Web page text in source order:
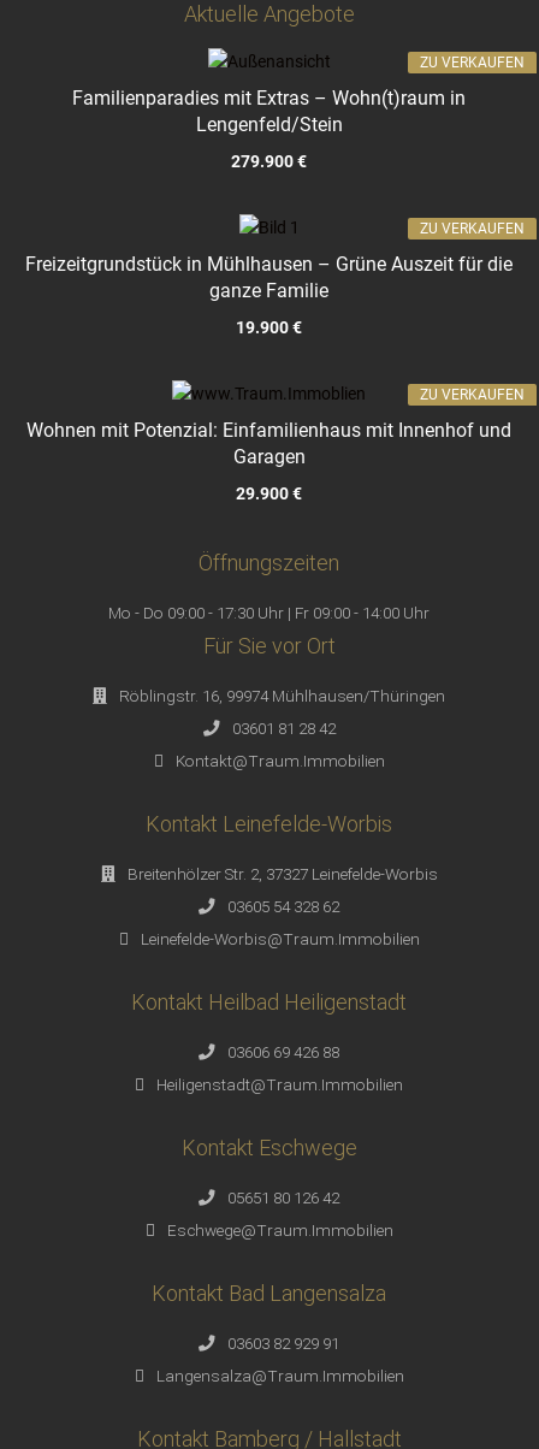
Aktuelle Angebote
Familienparadies mit Extras – Wohn(t)raum in
Lengenfeld/Stein
279.900 €
ZU VERKAUFEN
Freizeitgrundstück in Mühlhausen – Grüne Auszeit für die
ganze Familie
19.900 €
ZU VERKAUFEN
Wohnen mit Potenzial: Einfamilienhaus mit Innenhof und
Garagen
29.900 €
ZU VERKAUFEN
Öffnungszeiten
Mo - Do 09:00 - 17:30 Uhr | Fr 09:00 - 14:00 Uhr
Für Sie vor Ort
Röblingstr. 16, 99974 Mühlhausen/Thüringen
03601 81 28 42
Kontakt@Traum.Immobilien
Kontakt Leinefelde-Worbis
Breitenhölzer Str. 2, 37327 Leinefelde-Worbis
03605 54 328 62
Leinefelde-Worbis@Traum.Immobilien
Kontakt Heilbad Heiligenstadt
03606 69 426 88
Heiligenstadt@Traum.Immobilien
Kontakt Eschwege
05651 80 126 42
Eschwege@Traum.Immobilien
Kontakt Bad Langensalza
03603 82 929 91
Langensalza@Traum.Immobilien
Kontakt Bamberg / Hallstadt